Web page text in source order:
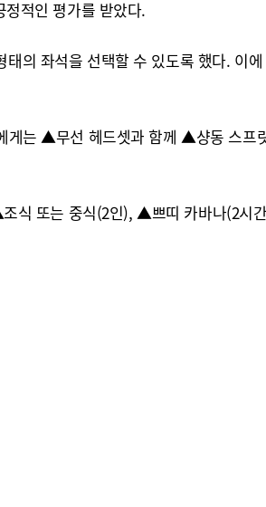
적인 평가를 받았다.
의 좌석을 선택할 수 있도록 했다. 이
게는 ▲무선 헤드셋과 함께 ▲샹동 스
조식 또는 중식(2인), ▲쁘띠 카바나(2